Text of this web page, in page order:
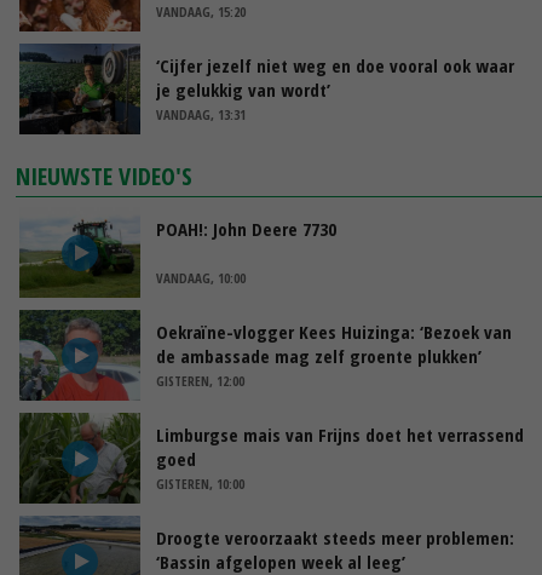
VANDAAG, 15:20
‘Cijfer jezelf niet weg en doe vooral ook waar
je gelukkig van wordt’
VANDAAG, 13:31
NIEUWSTE VIDEO'S
POAH!: John Deere 7730
VANDAAG, 10:00
Oekraïne-vlogger Kees Huizinga: ‘Bezoek van
de ambassade mag zelf groente plukken’
GISTEREN, 12:00
Limburgse mais van Frijns doet het verrassend
goed
GISTEREN, 10:00
Droogte veroorzaakt steeds meer problemen:
‘Bassin afgelopen week al leeg’